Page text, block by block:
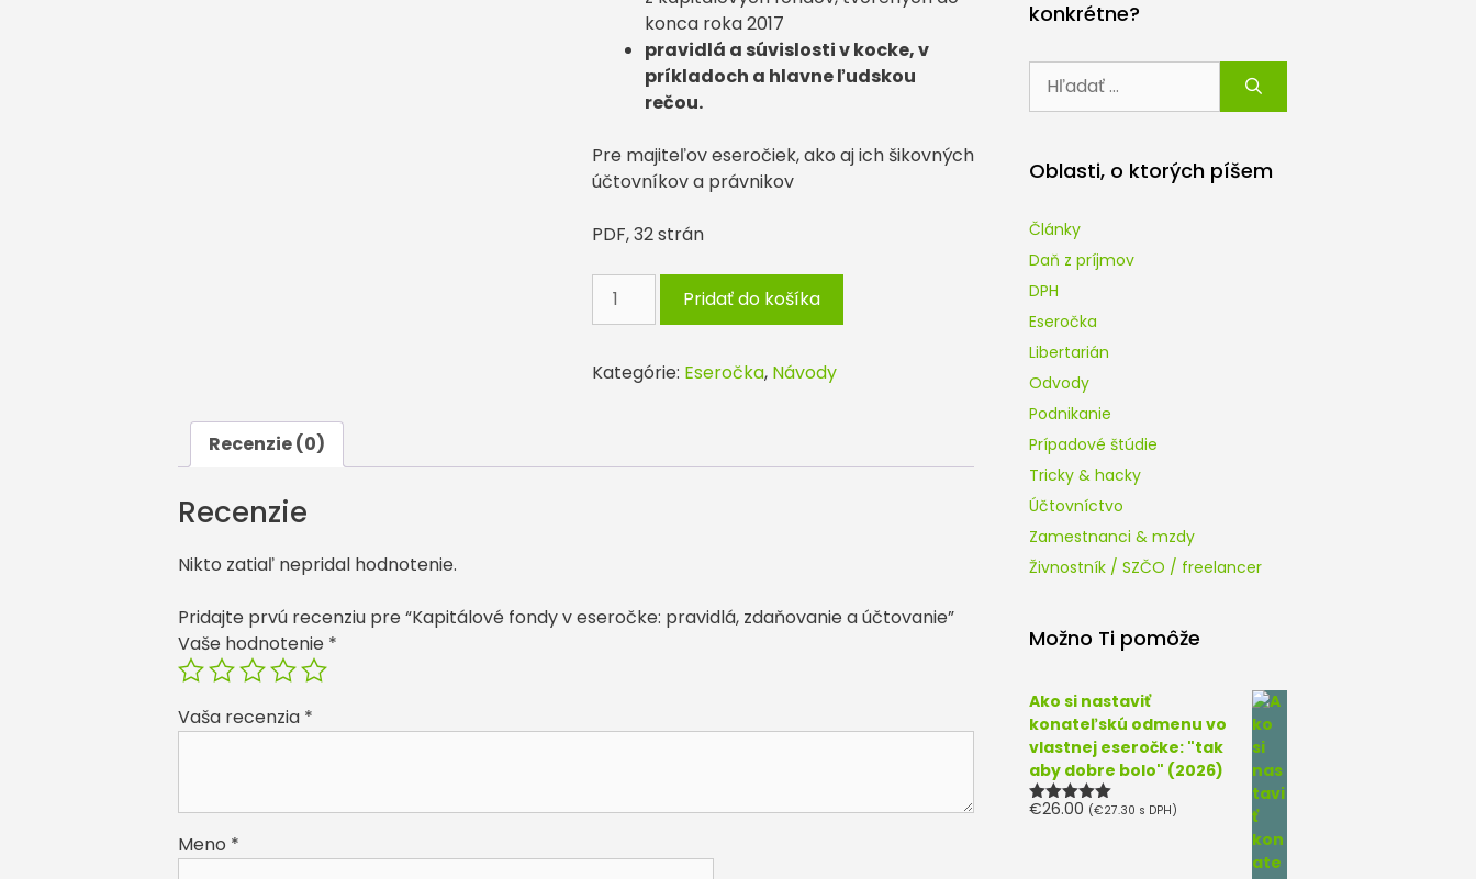
konca roka 2017
pravidlá a súvislosti v kocke, v
príkladoch a hlavne ľudskou
rečou.
Pre majiteľov eseročiek, ako aj ich šikovných
účtovníkov a právnikov
PDF, 32 strán
množstvo
Kapitálové
v
eseročke:
a
Pridať do košíka
Kategórie: Eseročka, Návody
Recenzie (0)
Recenzie
Nikto zatiaľ nepridal hodnotenie.
Pridajte prvú recenziu pre “Kapitálové fondy v eseročke: pravidlá, zdaňovanie a účtovanie”
Vaše hodnotenie *
Vaša recenzia *
Meno *
konkrétne?
Oblasti, o ktorých píšem
Články
Daň z príjmov
DPH
Eseročka
Libertarián
Odvody
Podnikanie
Prípadové štúdie
Tricky & hacky
Účtovníctvo
Zamestnanci & mzdy
Živnostník / SZČO / freelancer
Možno Ti pomôže
Ako si nastaviť
konateľskú odmenu vo
vlastnej eseročke: "tak
aby dobre bolo" (2026)
Hodnotenie
€26.00 (€27.30 s DPH)